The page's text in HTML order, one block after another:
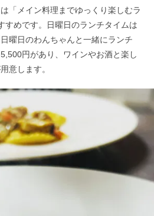
「メイン料理までゆっくり楽しむラ
すめです。日曜日のランチタイムは
曜日のわんちゃんと一緒にランチ
円があり、ワインやお酒と楽し
意します。